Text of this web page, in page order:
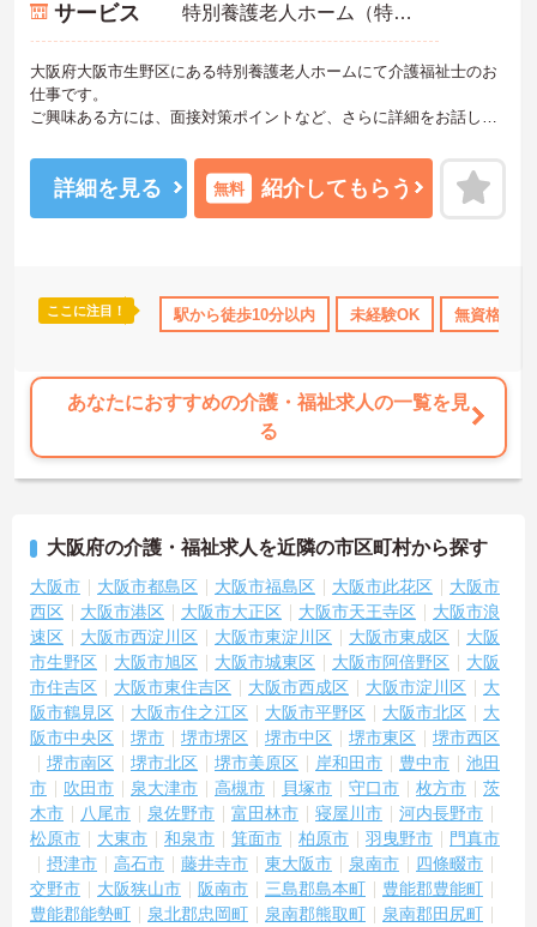
格取得サポート 研修制度あり 社会保険完備 交通費支給
サービス 特別養護老人ホーム（特養）
大阪府大阪市生野区にある特別養護老人ホームにて介護福祉士のお
仕事です。
ご興味ある方には、面接対策ポイントなど、さらに詳細をお話しい
詳細を見る 無料 紹介してもらう
ここに注目！ 駅から徒歩10分以内 未経験OK 無資格OK
あなたにおすすめの介護・福祉求人の一覧を見
る
大阪府の介護・福祉求人を近隣の市区町村から探す
大阪市 大阪市都島区 大阪市福島区 大阪市此花区
大阪市
西区
大阪市港区 大阪市大正区 大阪市天王寺区
大阪市浪
速区
大阪市西淀川区 大阪市東淀川区 大阪市東成区
大阪
市生野区
大阪市旭区 大阪市城東区 大阪市阿倍野区
大阪
市住吉区
大阪市東住吉区 大阪市西成区 大阪市淀川区
大
阪市鶴見区
大阪市住之江区 大阪市平野区 大阪市北区
大
阪市中央区
堺市 堺市堺区 堺市中区 堺市東区
堺市西区
堺市南区
堺市北区 堺市美原区 岸和田市 豊中市
池田
市
吹田市 泉大津市 高槻市 貝塚市 守口市 枚方市
茨
木市
八尾市 泉佐野市 富田林市 寝屋川市
河内長野市
松原市
大東市 和泉市 箕面市 柏原市 羽曳野市
門真市
摂津市
高石市 藤井寺市 東大阪市 泉南市
四條畷市
交野市
大阪狭山市 阪南市 三島郡島本町
豊能郡豊能町
豊能郡能勢町
泉北郡忠岡町 泉南郡熊取町
泉南郡田尻町